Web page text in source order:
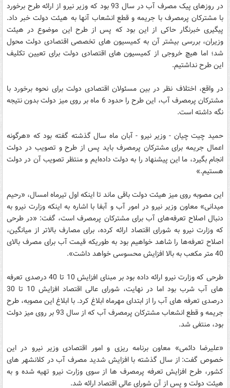
در روزهای پیک مصرف آب در سال 93 بود که وزیر نیرو از ارائه طرح برخورد
با مشترکان پرمصرف با جریمه و قطع انشعاب آنها به هیئت دولت خبر داد.
پیگیری خبرنگار حاکی از این بود که پس از طرح این موضوع در هیئت
وزیران، بررسی بیشتر آن به کمیسیون های تخصصی اقتصادی دولت محول
شد؛ اما هیچ خروجی از کمیسیون های اقتصادی دولت برای تعیین تکلیف
این طرح نداشتیم.
در واقع، اختلاف نظر در بین مسئولان اقتصادی دولت برای نحوه برخورد با
مشترکان پرمصرف آب، این طرح را حدود 6 ماه بر روی میز دولت بدون نتیجه
نگه داشته است.
حمید چیت چیان - وزیر نیرو - آبان ماه سال گذشته گفته بود که «هرگونه
اعمال جریمه برای مشترکان پرمصرف باید پس از طرح و تصویب در دولت
انجام بگیرد، ما این پیشنهاد را به دولت داده‌ایم و منتظر تصویب آن در دولت
هستیم.»
این مصوبه روی میز هیئت دولت باقی ماند تا اینکه اول تیرماه امسال، «رحیم
میدانی» معاون وزیر نیرو در امور آب و آبفا با اشاره به اینکه وزارت نیرو به
دنبال اصلاح تعرفه‌های آب برای مشترکان پرمصرف است، گفت: «در طرحی
که وزارت نیرو به شورای اقتصاد ارائه کرده، برای مصارف بالاتر از میانگین،
اصلاح تعرفه‌ها را شاهد خواهیم بود به طوریکه قیمت آب برای مصرف بالای
40 متر مکعب به بالا افزایش محسوسی خواهد داشت».
طرحی که وزارت نیرو ارائه داده بود بر مبنای افزایش 10 تا 40 درصدی تعرفه
های آب شرب بود اما در نهایت، شورای عالی اقتصاد افزایش 10 تا 30
درصدی تعرفه های آب را از ابتدای مهرماه ابلاغ کرد. با ابلاغ این مصوبه، طرح
جریمه و قطع انشعاب مشترکان پرمصرف آب که از سال 93 بر روی میز دولت
بود، منتفی شد.
«علیرضا دائمی» معاون برنامه ریزی و امور اقتصادی وزیر نیرو در این
خصوص گفت:‌ از سال گذشته با افزایش شدید مصرف آب در کلانشهر های
کشور، طرح افزایش تعرفه پرمصرف ها از سوی وزارت نیرو تهیه شده و به
هیئت دولت و پس از آن شورای عالی اقتصاد ارائه شد.